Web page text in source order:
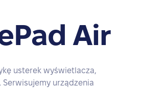
Air
usterek wyświetlacza,
Serwisujemy urządzenia